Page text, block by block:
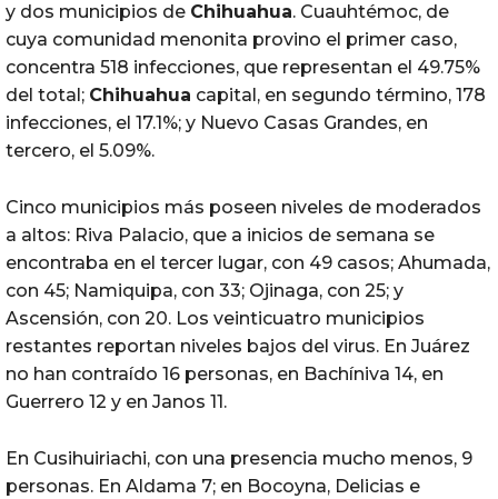
y dos municipios de Chihuahua. Cuauhtémoc, de
cuya comunidad menonita provino el primer caso,
concentra 518 infecciones, que representan el 49.75%
del total; Chihuahua capital, en segundo término, 178
infecciones, el 17.1%; y Nuevo Casas Grandes, en
tercero, el 5.09%.
Cinco municipios más poseen niveles de moderados
a altos: Riva Palacio, que a inicios de semana se
encontraba en el tercer lugar, con 49 casos; Ahumada,
con 45; Namiquipa, con 33; Ojinaga, con 25; y
Ascensión, con 20. Los veinticuatro municipios
restantes reportan niveles bajos del virus. En Juárez
no han contraído 16 personas, en Bachíniva 14, en
Guerrero 12 y en Janos 11.
En Cusihuiriachi, con una presencia mucho menos, 9
personas. En Aldama 7; en Bocoyna, Delicias e